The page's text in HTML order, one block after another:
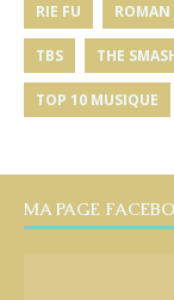
RIE FU ROMAN
TBS THE
TOP 10 MUSIQUE
MA PAGE